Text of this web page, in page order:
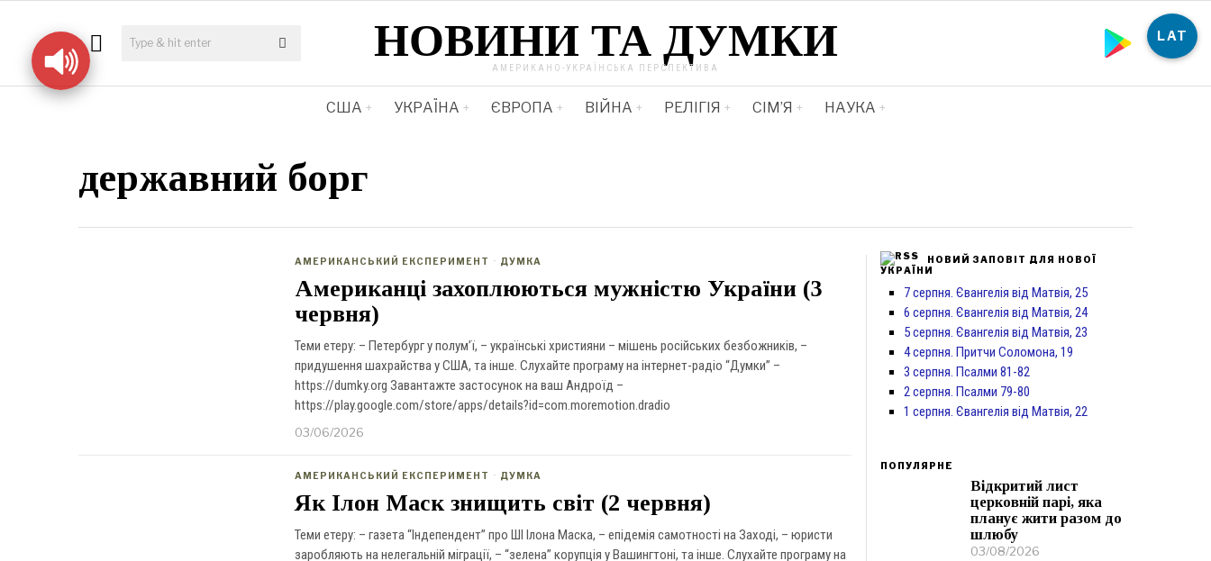
НОВИНИ ТА ДУМКИ
АМЕРИКАНО-УКРАЇНСЬКА ПЕРСПЕКТИВА
США УКРАЇНА ЄВРОПА ВІЙНА РЕЛІГІЯ СІМ’Я НАУКА
державний борг
АМЕРИКАНСЬКИЙ ЕКСПЕРИМЕНТ · ДУМКА
Американці захоплюються мужністю України (3
червня)
Теми етеру: – Петербург у полум’ї, – українські християни – мішень російських безбожників, –
придушення шахрайства у США, та інше. Слухайте програму на інтернет-радіо “Думки” –
https://dumky.org Завантажте застосунок на ваш Андроїд –
https://play.google.com/store/apps/details?id=com.moremotion.dradio
03/06/2026
АМЕРИКАНСЬКИЙ ЕКСПЕРИМЕНТ · ДУМКА
Як Ілон Маск знищить світ (2 червня)
Теми етеру: – газета “Індепендент” про ШІ Ілона Маска, – епідемія самотності на Заході, – юристи
заробляють на нелегальній міграції, – “зелена” корупція у Вашингтоні, та інше. Слухайте програму на
НОВИЙ ЗАПОВІТ ДЛЯ НОВОЇ
УКРАЇНИ
7 серпня. Євангелія від Матвія, 25
6 серпня. Євангелія від Матвія, 24
5 серпня. Євангелія від Матвія, 23
4 серпня. Притчи Соломона, 19
3 серпня. Псалми 81-82
2 серпня. Псалми 79-80
1 серпня. Євангелія від Матвія, 22
ПОПУЛЯРНЕ
Відкритий лист
церковній парі, яка
планує жити разом до
шлюбу
03/08/2026
LAT